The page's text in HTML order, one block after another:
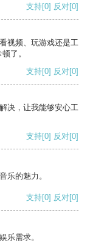
支持[0] 反对[0]
视频、玩游戏还是工
了。
支持[0] 反对[0]
决，让我能够安心工
支持[0] 反对[0]
乐的魅力。
支持[0] 反对[0]
乐需求。